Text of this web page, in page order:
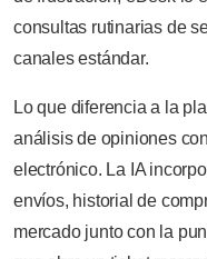
consultas rutinarias de
canales estándar.
Lo que diferencia a la
análisis de opiniones
electrónico. La IA
envíos, historial de
mercado junto con la